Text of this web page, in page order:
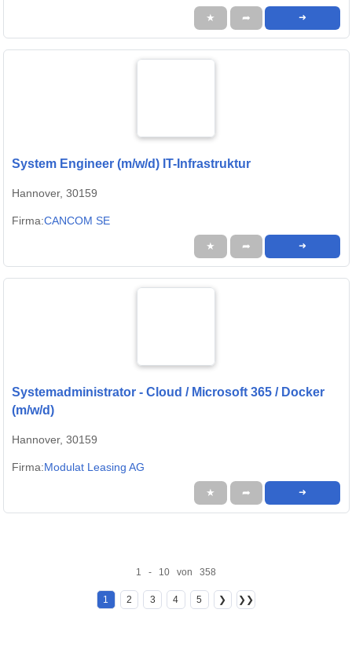
★ ➦ ➜
System Engineer (m/w/d) IT-Infrastruktur
Hannover, 30159
Firma:CANCOM SE
★ ➦ ➜
Systemadministrator - Cloud / Microsoft 365 / Docker
(m/w/d)
Hannover, 30159
Firma:Modulat Leasing AG
★ ➦ ➜
1 - 10 von 358
1 2 3 4 5 ❯ ❯❯